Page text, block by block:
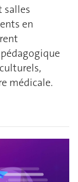
salles
en
médicale.